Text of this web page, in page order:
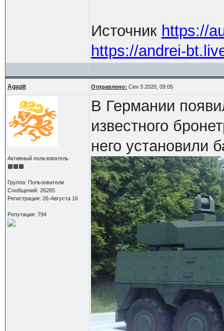
Источник https://
https://andrei-
Agapit Отправлено: Сен 3 2020, 09:05
Активный пользователь
Группа: Пользователи
Сообщений: 26265
Регистрация: 26-Августа 16
Репутация: 794
В Германии
известного
него установили